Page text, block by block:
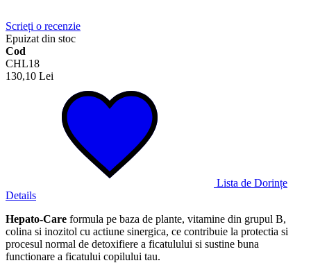
Scrieți o recenzie
Epuizat din stoc
Cod
CHL18
130,10 Lei
Lista de Dorințe
Details
Hepato-Care formula pe baza de plante, vitamine din grupul B,
colina si inozitol cu actiune sinergica, ce contribuie la protectia si
procesul normal de detoxifiere a ficatulului si sustine buna
functionare a ficatului copilului tau.